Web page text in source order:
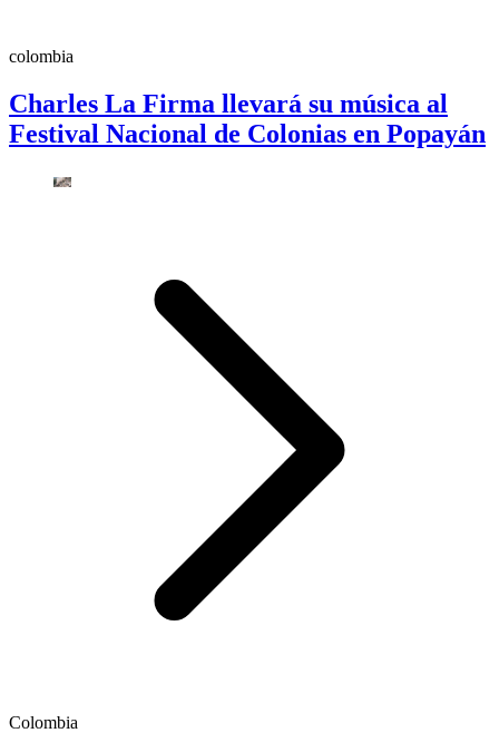
colombia
Charles La Firma llevará su música al
Festival Nacional de Colonias en Popayán
Colombia